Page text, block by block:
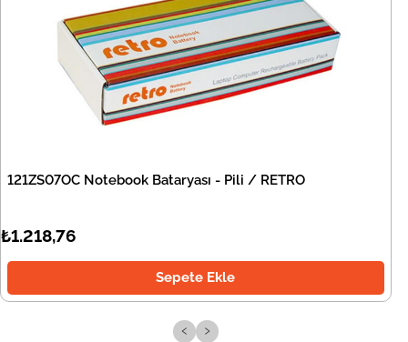
121ZS07OC Notebook Bataryası - Pili / RETRO
₺1.218,76
Sepete Ekle
‹ ›